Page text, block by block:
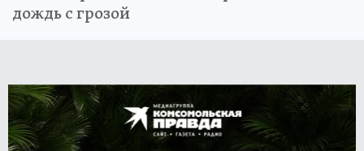
дождь с грозой